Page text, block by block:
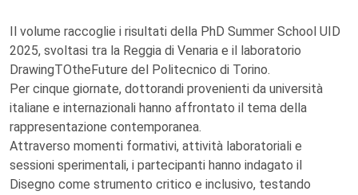
Il volume raccoglie i risultati della PhD Summer School UID
2025, svoltasi tra la Reggia di Venaria e il laboratorio
DrawingTOtheFuture del Politecnico di Torino.
Per cinque giornate, dottorandi provenienti da università
italiane e internazionali hanno affrontato il tema della
rappresentazione contemporanea.
Attraverso momenti formativi, attività laboratoriali e
sessioni sperimentali, i partecipanti hanno indagato il
Disegno come strumento critico e inclusivo, testando